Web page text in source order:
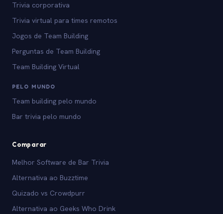
Trivia corporativa
Trivia virtual para times remotos
Jogos de Team Building
Perguntas de Team Building
Team Building Virtual
PELO MUNDO
Team building pelo mundo
Bar trivia pelo mundo
Comparar
Melhor Software de Bar Trivia
Alternativa ao Buzztime
Quizado vs Crowdpurr
Alternativa ao Geeks Who Drink